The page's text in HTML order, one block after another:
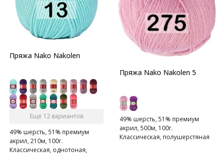
Пряжа Nako Nakolen
Ещё 12 вариантов
49% шерсть, 51% премиум
акрил, 210м, 100г.
Классическая, однотоная,
Пряжа Nako Nakolen 5
49% шерсть, 51% премиум
акрил, 500м, 100г.
Классическая, полушерстяная